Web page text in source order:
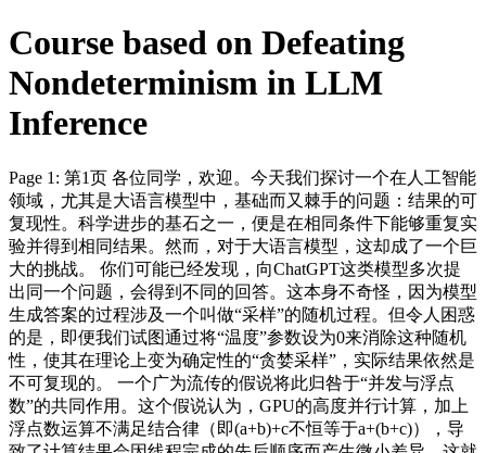
Course based on Defeating
Nondeterminism in LLM
Inference
Page 1: 第1页 各位同学，欢迎。今天我们探讨一个在人工智能
领域，尤其是大语言模型中，基础而又棘手的问题：结果的可
复现性。科学进步的基石之一，便是在相同条件下能够重复实
验并得到相同结果。然而，对于大语言模型，这却成了一个巨
大的挑战。 你们可能已经发现，向ChatGPT这类模型多次提
出同一个问题，会得到不同的回答。这本身不奇怪，因为模型
生成答案的过程涉及一个叫做“采样”的随机过程。但令人困惑
的是，即便我们试图通过将“温度”参数设为0来消除这种随机
性，使其在理论上变为确定性的“贪婪采样”，实际结果依然是
不可复现的。 一个广为流传的假说将此归咎于“并发与浮点
数”的共同作用。这个假说认为，GPU的高度并行计算，加上
浮点数运算不满足结合律（即(a+b)+c不恒等于a+(b+c)），导